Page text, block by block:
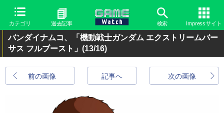
カテゴリ 過去記事 検索 Impressサイト
バンダイナムコ、「機動戦士ガンダム エクストリームバー
サス フルブースト」 (13/16)
前の画像 次の画像
記事へ